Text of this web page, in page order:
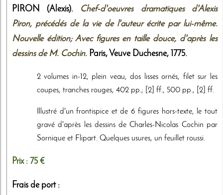
PIRON (Alexis). Chef-d'oeuvres dramatiques d'Alexis
Piron, précédés de la vie de l'auteur écrite par lui-même.
Nouvelle édition; Avec figures en taille douce, d'après les
dessins de M. Cochin. Paris, Veuve Duchesne, 1775.
2 volumes in-12, plein veau, dos lisses ornés, filet sur les
coupes, tranches rouges, 402 pp.; [2] ff., 500 pp., [2] ff.
Illustré d'un frontispice et de 6 figures hors-texte, le tout
gravé d'après les dessins de Charles-Nicolas Cochin par
Sornique et Flipart. Quelques usures, un feuillet roussi.
Prix : 75 €
Frais de port :